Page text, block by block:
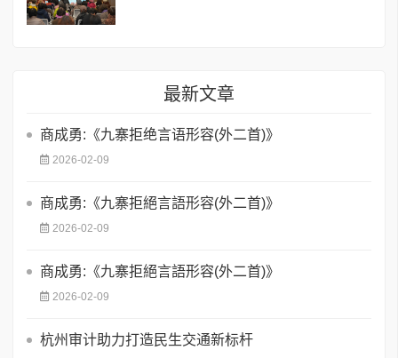
最新文章
商成勇:《九寨拒绝言语形容(外二首)》
2026-02-09
商成勇:《九寨拒絕言語形容(外二首)》
2026-02-09
商成勇:《九寨拒絕言語形容(外二首)》
2026-02-09
杭州审计助力打造民生交通新标杆